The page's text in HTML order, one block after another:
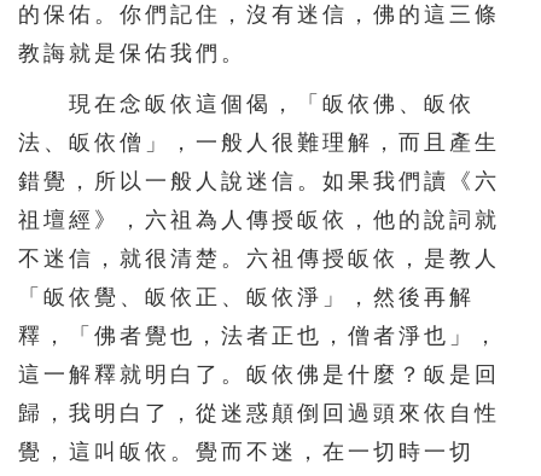
的保佑。你們記住，沒有迷信，佛的這三條
教誨就是保佑我們。
現在念皈依這個偈，「皈依佛、皈依
法、皈依僧」，一般人很難理解，而且產生
錯覺，所以一般人說迷信。如果我們讀《六
祖壇經》，六祖為人傳授皈依，他的說詞就
不迷信，就很清楚。六祖傳授皈依，是教人
「皈依覺、皈依正、皈依淨」，然後再解
釋，「佛者覺也，法者正也，僧者淨也」，
這一解釋就明白了。皈依佛是什麼？皈是回
歸，我明白了，從迷惑顛倒回過頭來依自性
覺，這叫皈依。覺而不迷，在一切時一切